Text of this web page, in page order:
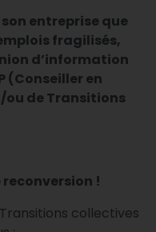
entreprise que
fragilisés,
d’information
(Conseiller en
ou de Transitions
!
collectives